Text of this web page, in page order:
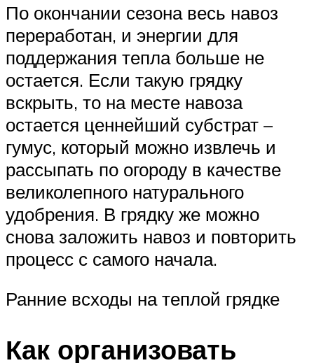
По окончании сезона весь навоз
переработан, и энергии для
поддержания тепла больше не
остается. Если такую грядку
вскрыть, то на месте навоза
остается ценнейший субстрат –
гумус, который можно извлечь и
рассыпать по огороду в качестве
великолепного натурального
удобрения. В грядку же можно
снова заложить навоз и повторить
процесс с самого начала.
Ранние всходы на теплой грядке
Как организовать